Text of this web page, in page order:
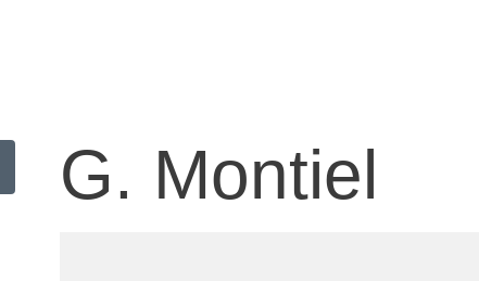
G. Montiel